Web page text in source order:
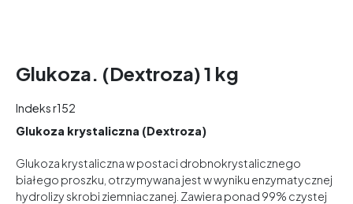
Glukoza. (Dextroza) 1 kg
Indeksr152
Glukoza krystaliczna (Dextroza)
Glukoza krystaliczna w postaci drobnokrystalicznego
białego proszku, otrzymywana jest w wyniku enzymatycznej
hydrolizy skrobi ziemniaczanej. Zawiera ponad 99% czystej